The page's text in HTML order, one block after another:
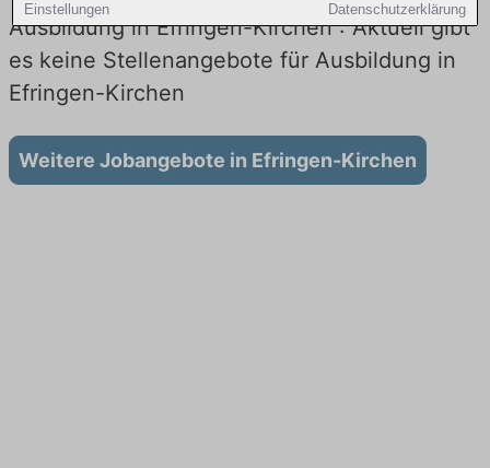
Einstellungen Datenschutzerklärung
Ausbildung in Efringen-Kirchen : Aktuell gibt
es keine Stellenangebote für Ausbildung in
Efringen-Kirchen
Weitere Jobangebote in Efringen-Kirchen